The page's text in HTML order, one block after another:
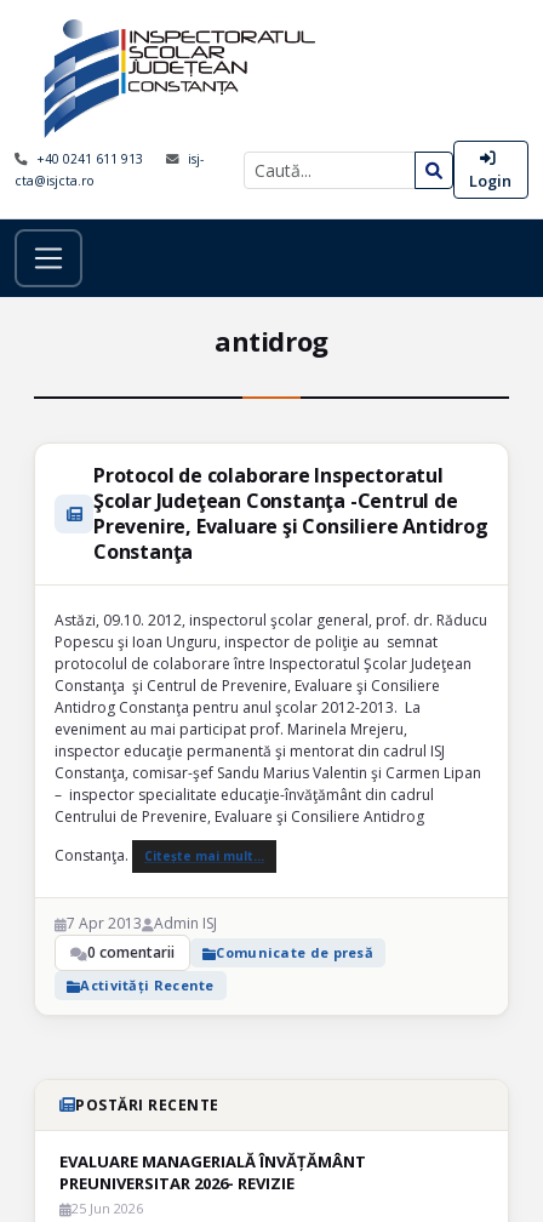
+40 0241 611 913
isj-
cta@isjcta.ro
Login
antidrog
Protocol de colaborare Inspectoratul
Şcolar Judeţean Constanţa -Centrul de
Prevenire, Evaluare şi Consiliere Antidrog
Constanţa
Astăzi, 09.10. 2012, inspectorul şcolar general, prof. dr. Răducu
Popescu şi Ioan Unguru, inspector de poliţie au semnat
protocolul de colaborare între Inspectoratul Şcolar Judeţean
Constanţa şi Centrul de Prevenire, Evaluare şi Consiliere
Antidrog Constanţa pentru anul şcolar 2012-2013. La
eveniment au mai participat prof. Marinela Mrejeru,
inspector educaţie permanentă şi mentorat din cadrul ISJ
Constanţa, comisar-şef Sandu Marius Valentin şi Carmen Lipan
– inspector specialitate educaţie-învăţământ din cadrul
Centrului de Prevenire, Evaluare şi Consiliere Antidrog
Constanţa.
Citește mai mult…
7 Apr 2013
Admin ISJ
0 comentarii
Comunicate de presă
Activități Recente
POSTĂRI RECENTE
EVALUARE MANAGERIALĂ ÎNVĂȚĂMÂNT
PREUNIVERSITAR 2026- REVIZIE
25 Jun 2026